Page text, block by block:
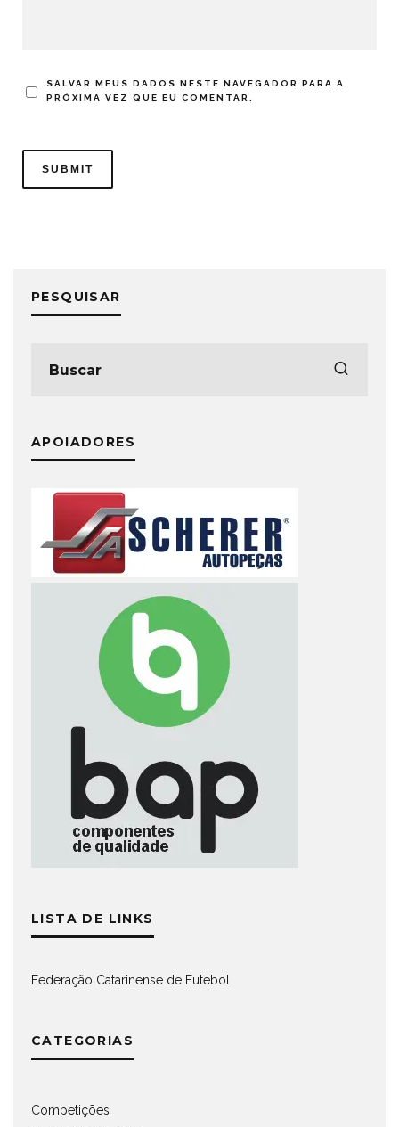
SALVAR MEUS DADOS NESTE NAVEGADOR PARA A
PRÓXIMA VEZ QUE EU COMENTAR.
PESQUISAR
APOIADORES
LISTA DE LINKS
Federação Catarinense de Futebol
CATEGORIAS
Competições